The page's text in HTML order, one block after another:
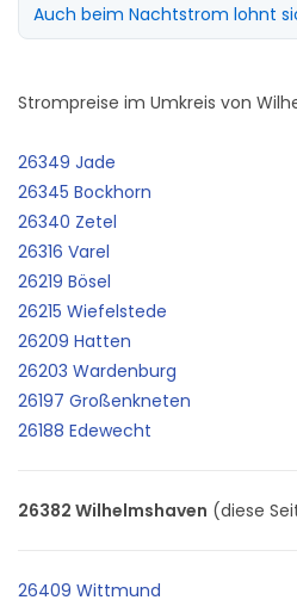
Auch beim Nachtstrom lohnt
Strompreise im Umkreis von
26349 Jade
26345 Bockhorn
26340 Zetel
26316 Varel
26219 Bösel
26215 Wiefelstede
26209 Hatten
26203 Wardenburg
26197 Großenkneten
26188 Edewecht
26382 Wilhelmshaven (diese
26409 Wittmund